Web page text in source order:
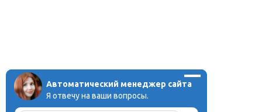
Автоматический менеджер сайта
Я отвечу на ваши вопросы.